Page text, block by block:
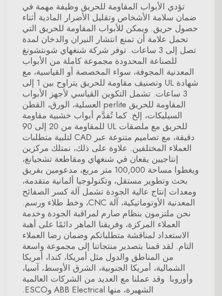
تؤدي الأبواب المقاومة للحريق وظيفة مهمة في
ضمان سلامة الأشخاص وتقليل الأضرار المادية أثناء
حصول حريق. ويمكن للأبواب المقاومة للحريق التي
تحمل علامة أن تمنع انتشار النيران والدخان لمدة
تصل إلى 3 ساعات. توفر شركة شنغهاي شونتشونغ
للصناعة المحدودة مجموعة كاملة من الأبواب
المعدنية المجوفة، سواء المخصصة أو القياسية، مع
شهادة UL وتصنيف مقاومة للحريق يتراوح بين 1 إلى
3 ساعات. تشمل التكوين القياسي لأجهز الأبواب
المقاومة للحريق perlite العسلية، الورق، القطن
السيليكات، إلخ. كما تُقدَّم أبواب خشبية مقاومة
للحريق مع ملصقات UL للمقاومة من 20 إلى 90
دقيقة، مع تصاميم متنوعة عبر CAD لتلبية متطلبات
العملاء المختلفين. علاوة على ذلك، نمتلك مركزين
إنتاجيين يقعان في شنغهاي ومقاطعة تشجيانغ،
ويغطوا مساحة 100,000 متر مربع، مدعومين بفريق
بحث وتطوير مستقل، وتكنولوجيا ألمانية متقدمة،
ومعدات إنتاج عالية الجودة تشمل آلة كسر الصفائح
المعدنية الأوتوماتيكية، آلة CNC، وخط طلاء ورسم.
نحن ملتزمون بنظام صارم لمراقبة الجودة وخدمة
العملاء المركزة، وفريقنا الماهر دائمًا على أهبة
الاستعداد لمناقشة متطلباتكم وضمان رضا العملاء
التام. لقد قمنا بتصدير منتجاتنا إلى مجموعة واسعة
من المناطق والدول مثل أمريكا، كندا، أمريكا
الشمالية، أمريكا الجنوبية، الشرق الأوسط، آسيا،
وأوروبا. وقد عملنا مع العديد من الشركات العالمية
الشهيرة، منها ABB Electrical وESCO.